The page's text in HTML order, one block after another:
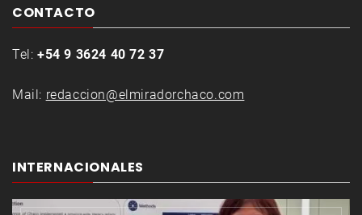
CONTACTO
Tel: +54 9 3624 40 72 37
Mail: redaccion@elmiradorchaco.com
INTERNACIONALES